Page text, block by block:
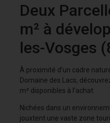
Deux
m² à
les-Vosges
À proximité d’un cadre
Domaine des Lacs,
m² disponibles à l’achat.
Nichées dans un
jouxtent une vaste zone